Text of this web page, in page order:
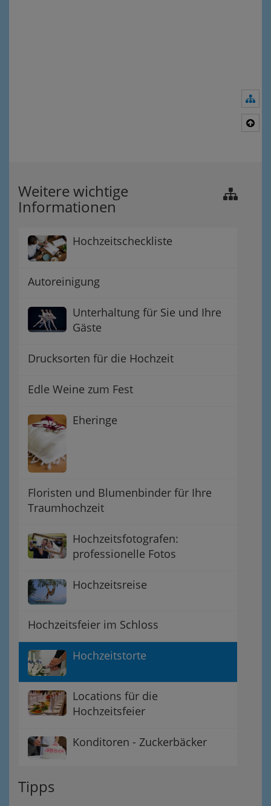
Weitere wichtige
Informationen
Hochzeitscheckliste
Autoreinigung
Unterhaltung für Sie und Ihre
Gäste
Drucksorten für die Hochzeit
Edle Weine zum Fest
Eheringe
Floristen und Blumenbinder für Ihre
Traumhochzeit
Hochzeitsfotografen:
professionelle Fotos
Hochzeitsreise
Hochzeitsfeier im Schloss
Hochzeitstorte
Locations für die
Hochzeitsfeier
Konditoren - Zuckerbäcker
Tipps